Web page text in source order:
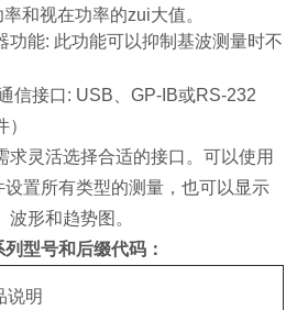
和视在功率的zui大值。
功能: 此功能可以抑制基波测量时不
信接口: USB、GP-IB或RS-232
求灵活选择合适的接口。可以使用
置所有类型的测量，也可以显示
形和趋势图。
型号和后缀代码：
说明